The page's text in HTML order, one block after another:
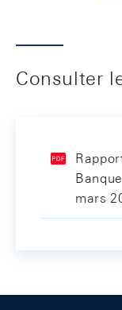
Consulter
mars